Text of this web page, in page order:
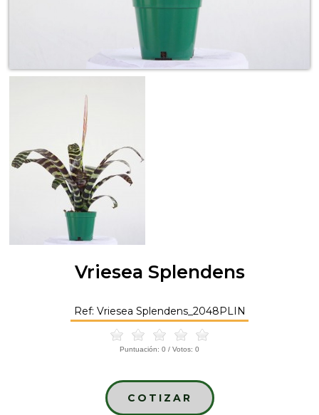
Vriesea Splendens
Ref: Vriesea Splendens_2048PLIN
Puntuación: 0 / Votos: 0
COTIZAR